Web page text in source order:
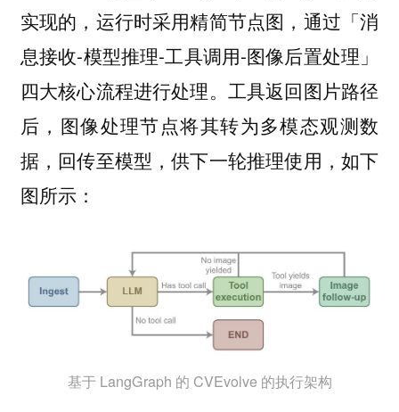
实现的，运行时采用精简节点图，通过「消
息接收-模型推理-工具调用-图像后置处理」
四大核心流程进行处理。工具返回图片路径
后，图像处理节点将其转为多模态观测数
据，回传至模型，供下一轮推理使用，如下
图所示：
基于 LangGraph 的 CVEvolve 的执行架构